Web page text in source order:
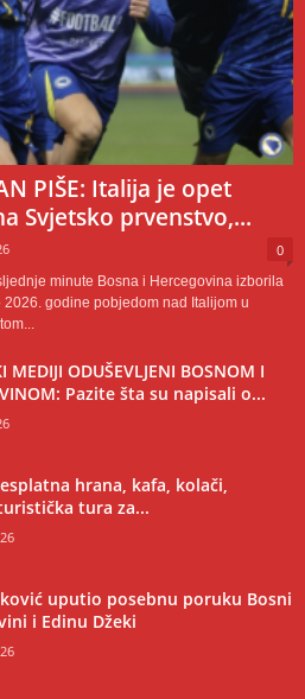
PIŠE: Italija je opet
Svjetsko prvenstvo,...
0
minute Bosna i Hercegovina izborila
godine pobjedom nad Italijom u
MEDIJI ODUŠEVLJENI BOSNOM I
Pazite šta su napisali o...
hrana, kafa, kolači,
tura za...
uputio posebnu poruku Bosni
i Edinu Džeki